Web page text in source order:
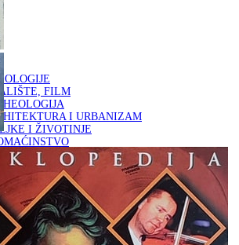
FILM
I URBANIZAM
I ŽIVOTINJE
I LEKSIKONI
SOCIOLOGIJA, ANTROPOLOGIJA
UMJETNOST
FILM